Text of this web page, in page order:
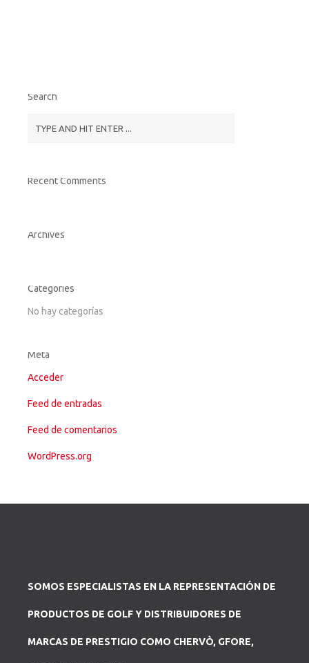
Search
Recent Comments
Archives
Categories
No hay categorías
Meta
Acceder
Feed de entradas
Feed de comentarios
WordPress.org
SOMOS ESPECIALISTAS EN LA REPRESENTACIÓN DE
PRODUCTOS DE GOLF Y DISTRIBUIDORES DE
MARCAS DE PRESTIGIO COMO CHERVÒ, GFORE,